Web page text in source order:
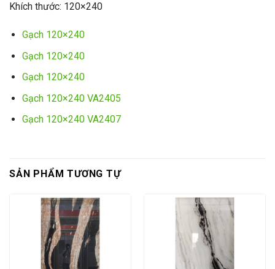
Khích thước: 120×240
Gạch 120×240
Gạch 120×240
Gạch 120×240
Gạch 120×240 VA2405
Gạch 120×240 VA2407
SẢN PHẨM TƯƠNG TỰ